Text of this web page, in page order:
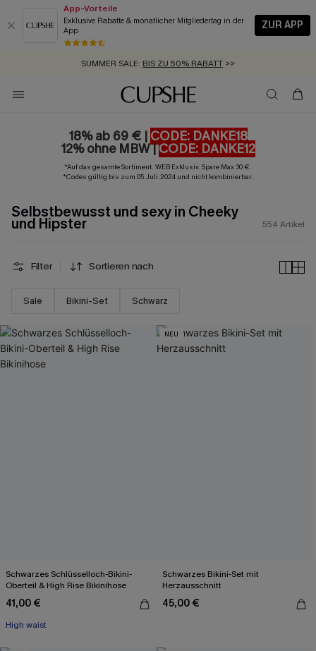
App-Vorteile
Exklusive Rabatte & monatlicher Mitgliedertag in der
App
ZUR APP
GRATIS MASSBAND MIT JEDEM SCHNELLVERSAND-ARTIKEL >>
SUMMER SALE:
ZUM NEWSLETTER:BIS ZU -20% EXTRA ERHALTEN
KOSTENLOSER VERSAND AB 89 €
18% ab 69 € | CODE: DANKE18
12% ohne MBW |CODE: DANKE12
*Auf das gesamte Sortiment. WEB Exklusiv. Spare Max 30 €.
*Codes gültig bis zum 05.Juli.2024 und nicht kombinierbar.
Selbstbewusst und sexy in Cheeky
und Hipster 554 Artikel
Filter Sortieren nach
Sale Bikini-Set Schwarz
Schwarzes Schlüsselloch-Bikini-
Oberteil & High Rise Bikinihose
41,00 €
High waist
NEU
Schwarzes Bikini-Set mit
Herzausschnitt
45,00 €